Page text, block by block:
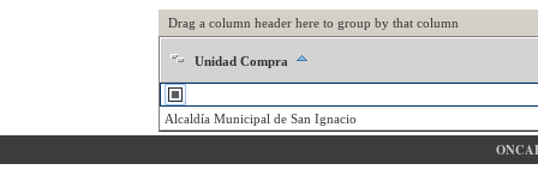
Drag a column header here to group by that column
Unidad Compra
Alcaldía Municipal de San Ignacio